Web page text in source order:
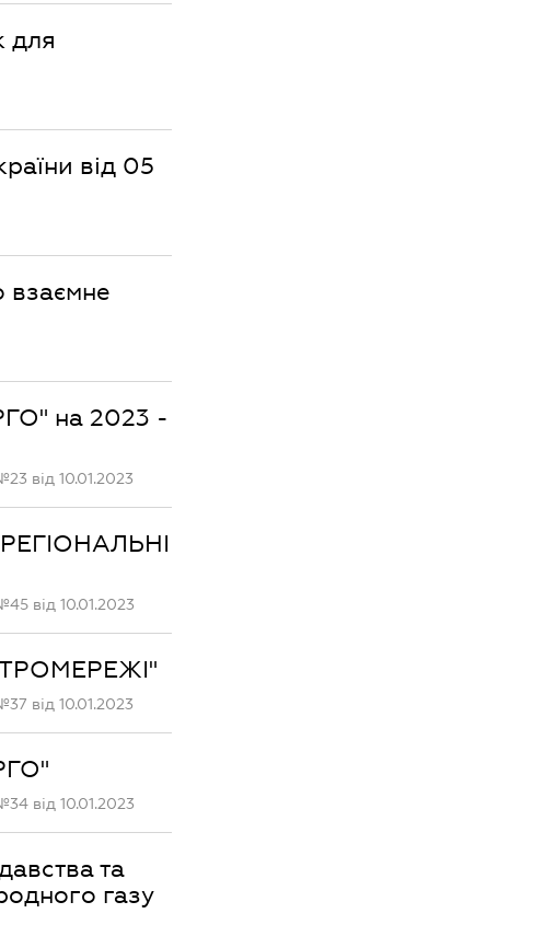
для
від 05
взаємне
на 2023 -
від 10.01.2023
РЕГІОНАЛЬНІ
від 10.01.2023
від 10.01.2023
від 10.01.2023
та
газу